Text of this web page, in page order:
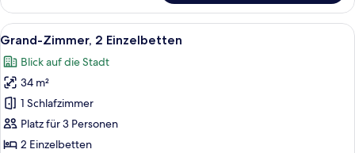
Zimmer,
1 King-
Bett
Alle
Fotos
für
Grand-
Zimmer,
2 Einzelbetten
anzeigen
Ein Hotelzimmer mit zwei Betten,
21
Grand-Zimmer, 2 Einzelbetten
Blick auf die Stadt
34 m²
1 Schlafzimmer
Platz für 3 Personen
2 Einzelbetten